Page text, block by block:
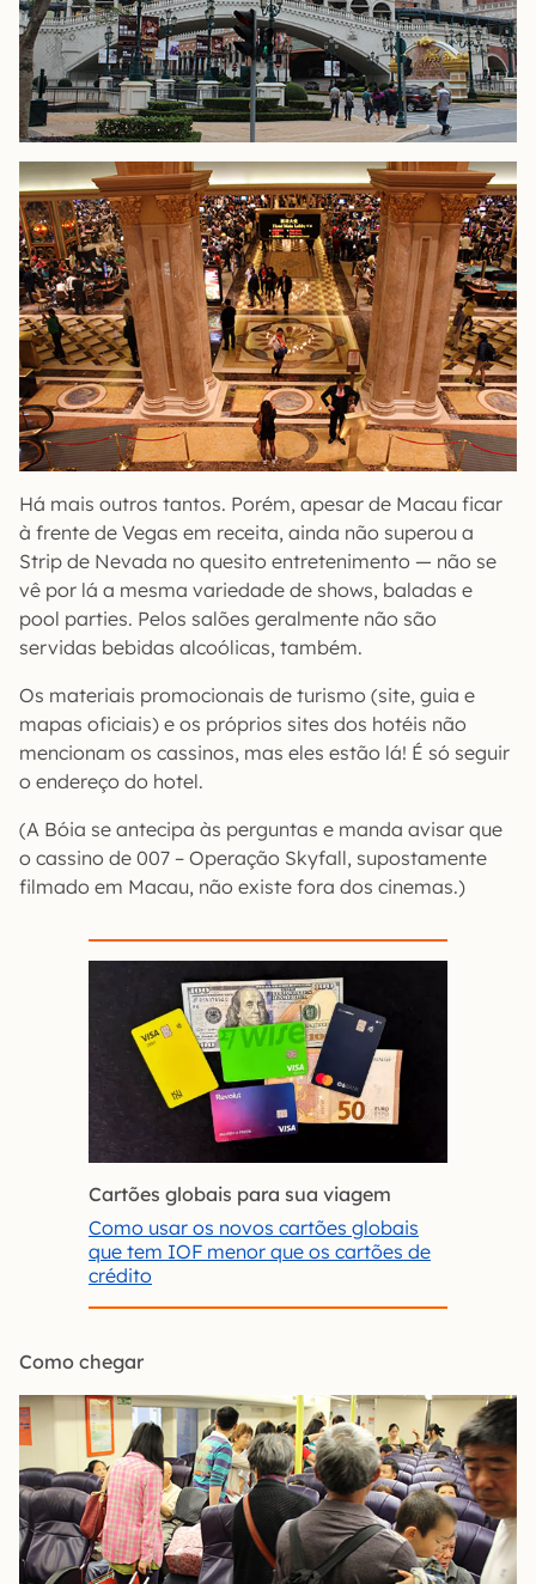
Há mais outros tantos. Porém, apesar de Macau ficar
à frente de Vegas em receita, ainda não superou a
Strip de Nevada no quesito entretenimento — não se
vê por lá a mesma variedade de shows, baladas e
pool parties. Pelos salões geralmente não são
servidas bebidas alcoólicas, também.
Os materiais promocionais de turismo (site, guia e
mapas oficiais) e os próprios sites dos hotéis não
mencionam os cassinos, mas eles estão lá! É só seguir
o endereço do hotel.
(A Bóia se antecipa às perguntas e manda avisar que
o cassino de 007 – Operação Skyfall, supostamente
filmado em Macau, não existe fora dos cinemas.)
Cartões globais para sua viagem
Como usar os novos cartões globais
que tem IOF menor que os cartões de
crédito
Como chegar